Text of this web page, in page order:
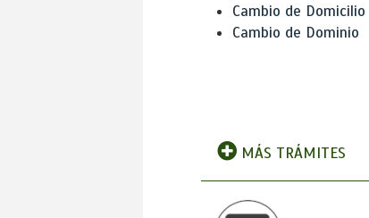
Cambio de
Cambio de Dominio
MÁS TRÁMITES